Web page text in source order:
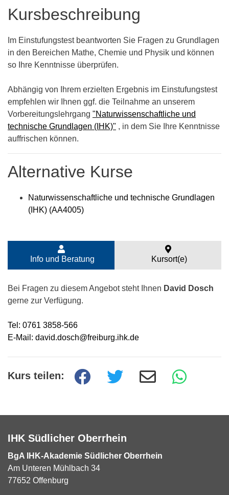
Kursbeschreibung
Im Einstufungstest beantworten Sie Fragen zu Grundlagen
in den Bereichen Mathe, Chemie und Physik und können
so Ihre Kenntnisse überprüfen.
Abhängig von Ihrem erzielten Ergebnis im Einstufungstest
empfehlen wir Ihnen ggf. die Teilnahme an unserem
Vorbereitungslehrgang "Naturwissenschaftliche und
technische Grundlagen (IHK)" , in dem Sie Ihre Kenntnisse
auffrischen können.
Alternative Kurse
Naturwissenschaftliche und technische Grundlagen
(IHK) (AA4005)
Info und Beratung Kursort(e)
Bei Fragen zu diesem Angebot steht Ihnen David Dosch
gerne zur Verfügung.
Tel: 0761 3858-566
E-Mail: david.dosch@freiburg.ihk.de
Kurs teilen:
IHK Südlicher Oberrhein
BgA IHK-Akademie Südlicher Oberrhein
Am Unteren Mühlbach 34
77652 Offenburg